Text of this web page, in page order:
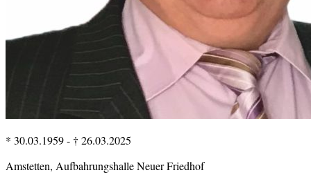
* 30.03.1959- † 26.03.2025
Amstetten, Aufbahrungshalle Neuer Friedhof